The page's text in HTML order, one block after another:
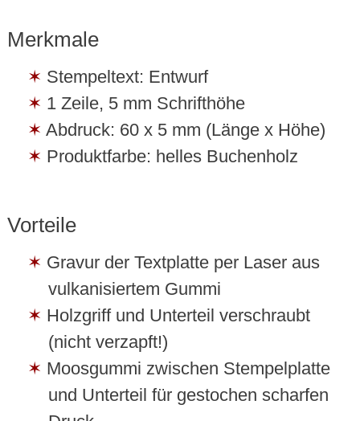
Merkmale
Stempeltext: Entwurf
1 Zeile, 5 mm Schrifthöhe
Abdruck: 60 x 5 mm (Länge x Höhe)
Produktfarbe: helles Buchenholz
Vorteile
Gravur der Textplatte per Laser aus
vulkanisiertem Gummi
Holzgriff und Unterteil verschraubt
(nicht verzapft!)
Moosgummi zwischen Stempelplatte
und Unterteil für gestochen scharfen